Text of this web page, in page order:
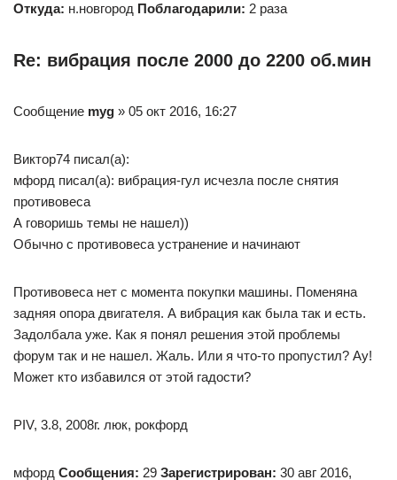
Откуда: н.новгород Поблагодарили: 2 раза
Re: вибрация после 2000 до 2200 об.мин
Сообщение myg » 05 окт 2016, 16:27
Виктор74 писал(а):
мфорд писал(а): вибрация-гул исчезла после снятия
противовеса
А говоришь темы не нашел))
Обычно с противовеса устранение и начинают
Противовеса нет с момента покупки машины. Поменяна
задняя опора двигателя. А вибрация как была так и есть.
Задолбала уже. Как я понял решения этой проблемы
форум так и не нашел. Жаль. Или я что-то пропустил? Ау!
Может кто избавился от этой гадости?
PIV, 3.8, 2008г. люк, рокфорд
мфорд Сообщения: 29 Зарегистрирован: 30 авг 2016,